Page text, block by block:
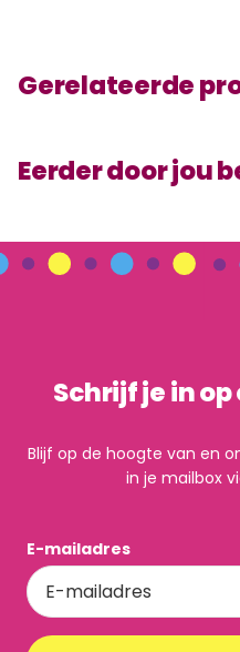
Gerelateerde
Eerder door jou
Schrijf je in
Blijf op de hoogte van en
in je mailbox
E-mailadres